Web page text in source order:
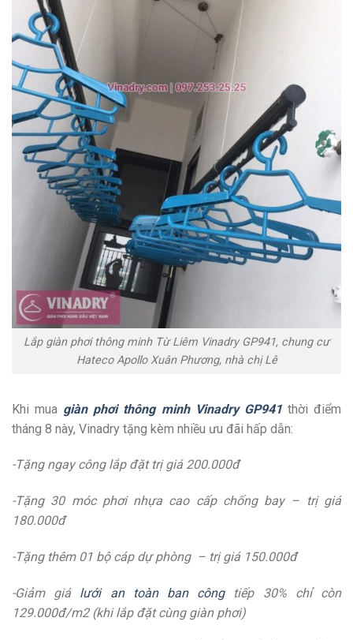
Lắp giàn phơi thông minh Từ Liêm Vinadry GP941, chung cư
Hateco Apollo Xuân Phương, nhà chị Lê
Khi mua giàn phơi thông minh Vinadry GP941thời điểm
tháng 8 này, Vinadry tặng kèm nhiều ưu đãi hấp dẫn:
-Tặng ngay công lắp đặt trị giá 200.000đ
-Tặng 30 móc phơi nhựa cao cấp chống bay – trị giá
180.000đ
-Tặng thêm 01 bộ cáp dự phòng – trị giá 150.000đ
-Giảm giá lưới an toàn ban côngtiếp 30% chỉ còn
129.000đ/m2 (khi lắp đặt cùng giàn phơi)